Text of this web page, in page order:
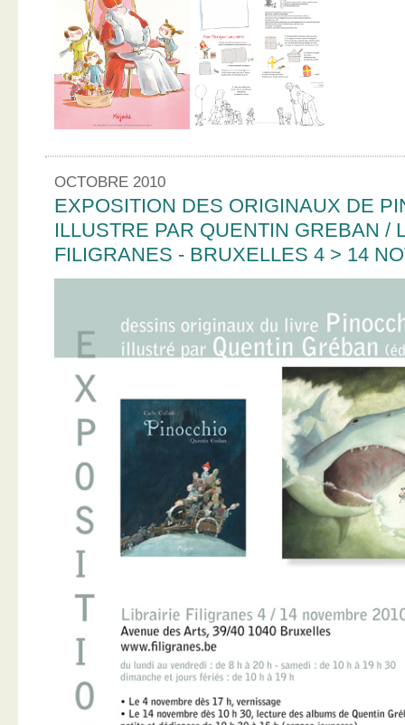
OCTOBRE 2010
EXPOSITION DES ORIGINAUX DE
ILLUSTRE PAR QUENTIN GREBAN /
FILIGRANES - BRUXELLES 4 > 14